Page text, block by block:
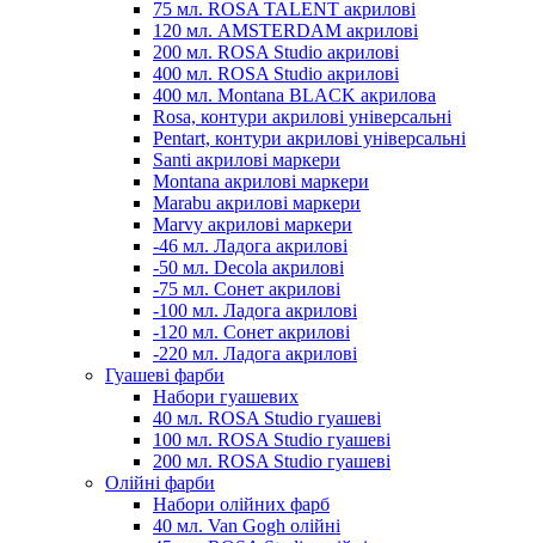
75 мл. ROSA TALENT акрилові
120 мл. AMSTERDAM акрилові
200 мл. ROSA Studio акрилові
400 мл. ROSA Studio акрилові
400 мл. Montana BLACK акрилова
Rosa, контури акрилові універсальні
Pentart, контури акрилові універсальні
Santi акрилові маркери
Montana акрилові маркери
Marabu акрилові маркери
Marvy акрилові маркери
-46 мл. Ладога акрилові
-50 мл. Decola акрилові
-75 мл. Сонет акрилові
-100 мл. Ладога акрилові
-120 мл. Сонет акрилові
-220 мл. Ладога акрилові
Гуашеві фарби
Набори гуашевих
40 мл. ROSA Studio гуашеві
100 мл. ROSA Studio гуашеві
200 мл. ROSA Studio гуашеві
Олійні фарби
Набори олійних фарб
40 мл. Van Gogh олійні